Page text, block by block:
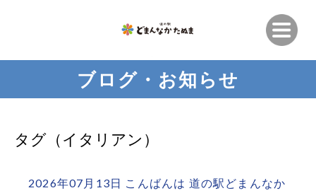
ブログ・お知らせ
タグ（イタリアン）
2026年07月13日 こんばんは 道の駅どまんなか